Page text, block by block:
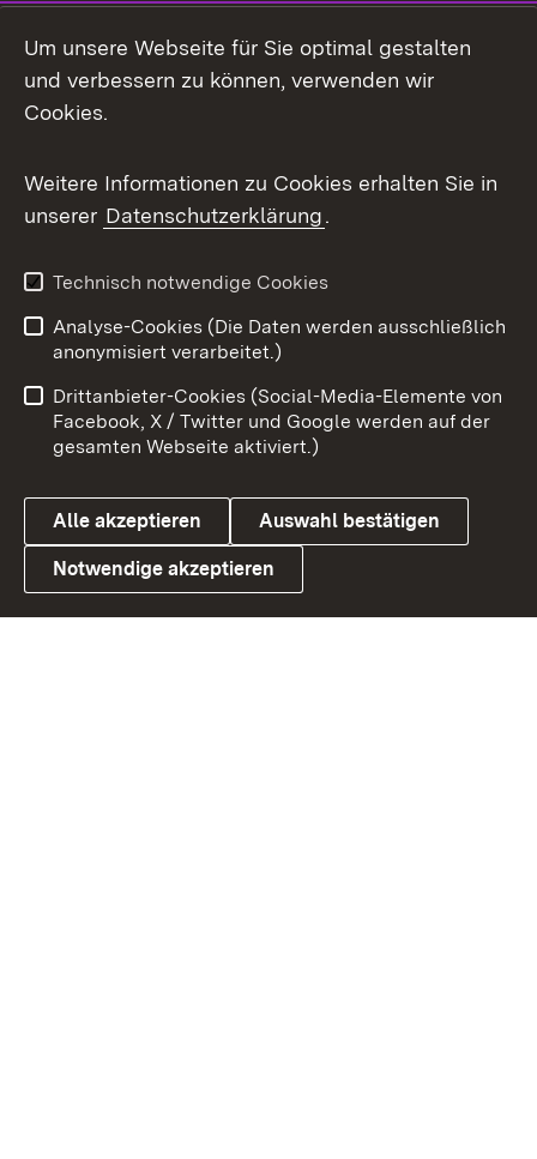
Mastodon
Messenger
Social Wall
X / Twitter
Youtube
Link zum Landesportal
Benutzungshinweise
Barrierefreiheit
Datenschutz
Cookies
Um unsere Webseite für Sie optimal gestalten
und verbessern zu können, verwenden wir
Cookies.
Weitere Informationen zu Cookies erhalten Sie in
unserer Datenschutzerklärung.
Technisch notwendige Cookies
Analyse-Cookies (Die Daten werden ausschließlich
anonymisiert verarbeitet.)
Drittanbieter-Cookies (Social-Media-Elemente von
Facebook, X / Twitter und Google werden auf der
gesamten Webseite aktiviert.)
Alle akzeptieren Auswahl bestätigen
Notwendige akzeptieren